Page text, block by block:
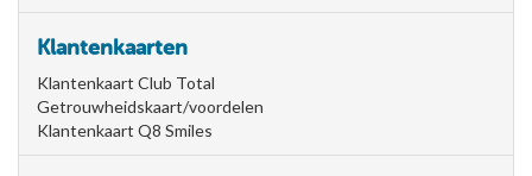
Klantenkaarten
Klantenkaart Club Total
Getrouwheidskaart/voordelen
Klantenkaart Q8 Smiles